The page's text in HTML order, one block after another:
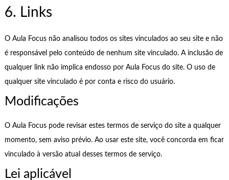
6. Links
O Aula Focus não analisou todos os sites vinculados ao seu site e não
é responsável pelo conteúdo de nenhum site vinculado. A inclusão de
qualquer link não implica endosso por Aula Focus do site. O uso de
qualquer site vinculado é por conta e risco do usuário.
Modificações
O Aula Focus pode revisar estes termos de serviço do site a qualquer
momento, sem aviso prévio. Ao usar este site, você concorda em ficar
vinculado à versão atual desses termos de serviço.
Lei aplicável